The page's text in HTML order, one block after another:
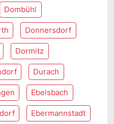
Dombühl
Donnersdorf
Dormitz
Durach
Ebelsbach
Ebermannstadt